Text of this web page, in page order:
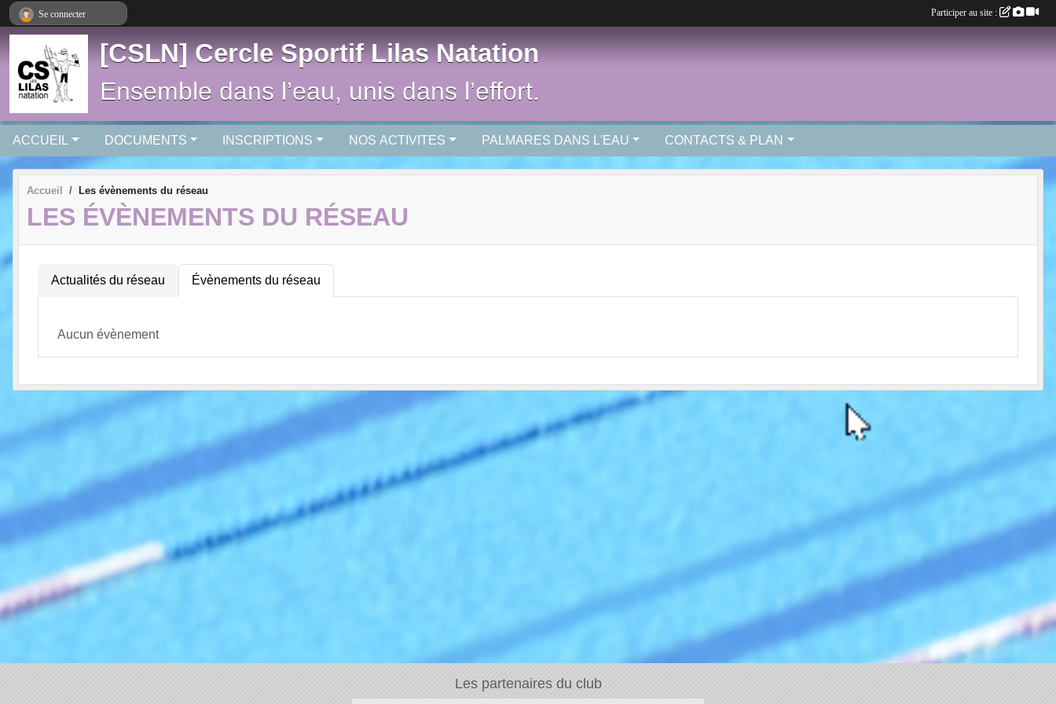
[CSLN] Cercle Sportif Lilas Natation
Ensemble dans l’eau, unis dans l’effort.
ACCUEIL DOCUMENTS INSCRIPTIONS NOS ACTIVITES PALMARES DANS L'EAU CONTACTS & PLAN
Accueil Les évènements du réseau
LES ÉVÈNEMENTS DU RÉSEAU
Actualités du réseau Évènements du réseau
Aucun évènement
Les partenaires du club
Se connecter Participer au site :
Panneau de gestion des cookies